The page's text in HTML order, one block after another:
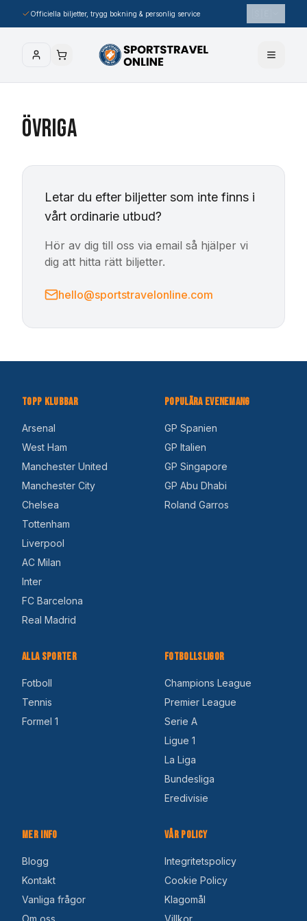
Officiella biljetter, trygg bokning & personlig service
Övriga
Letar du efter biljetter som inte finns i
vårt ordinarie utbud?
Hör av dig till oss via email så hjälper vi
dig att hitta rätt biljetter.
hello@sportstravelonline.com
Topp Klubbar
Arsenal
West Ham
Manchester United
Manchester City
Chelsea
Tottenham
Liverpool
AC Milan
Inter
FC Barcelona
Real Madrid
Populära Evenemang
GP Spanien
GP Italien
GP Singapore
GP Abu Dhabi
Roland Garros
Alla Sporter
Fotboll
Tennis
Formel 1
Fotbollsligor
Champions League
Premier League
Serie A
Ligue 1
La Liga
Bundesliga
Eredivisie
Mer Info
Blogg
Kontakt
Vanliga frågor
Om oss
Vår Policy
Integritetspolicy
Cookie Policy
Klagomål
Villkor